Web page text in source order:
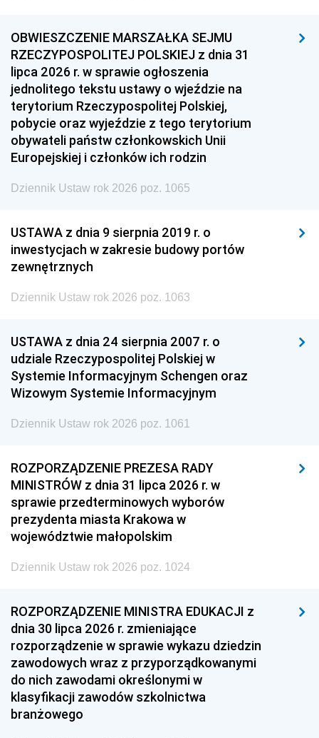
OBWIESZCZENIE MARSZAŁKA SEJMU
RZECZYPOSPOLITEJ POLSKIEJ z dnia 31
lipca 2026 r. w sprawie ogłoszenia
jednolitego tekstu ustawy o wjeździe na
terytorium Rzeczypospolitej Polskiej,
pobycie oraz wyjeździe z tego terytorium
obywateli państw członkowskich Unii
Europejskiej i członków ich rodzin
Dziennik Ustaw rok 2026 poz. 1065
USTAWA z dnia 9 sierpnia 2019 r. o
inwestycjach w zakresie budowy portów
zewnętrznych
Dziennik Ustaw rok 2026 poz. 1063
USTAWA z dnia 24 sierpnia 2007 r. o
udziale Rzeczypospolitej Polskiej w
Systemie Informacyjnym Schengen oraz
Wizowym Systemie Informacyjnym
Dziennik Ustaw rok 2026 poz. 1061
ROZPORZĄDZENIE PREZESA RADY
MINISTRÓW z dnia 31 lipca 2026 r. w
sprawie przedterminowych wyborów
prezydenta miasta Krakowa w
województwie małopolskim
Dziennik Ustaw rok 2026 poz. 1024
ROZPORZĄDZENIE MINISTRA EDUKACJI z
dnia 30 lipca 2026 r. zmieniające
rozporządzenie w sprawie wykazu dziedzin
zawodowych wraz z przyporządkowanymi
do nich zawodami określonymi w
klasyfikacji zawodów szkolnictwa
branżowego